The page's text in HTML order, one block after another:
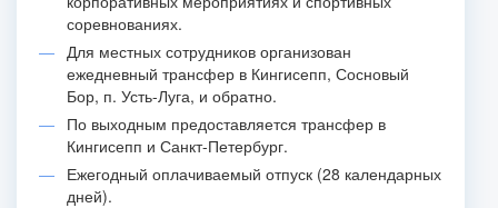
соревнованиях.
Для местных сотрудников организован
ежедневный трансфер в Кингисепп, Сосновый
Бор, п. Усть-Луга, и обратно.
По выходным предоставляется трансфер в
Кингисепп и Санкт-Петербург.
Ежегодный оплачиваемый отпуск (28 календарных
дней).